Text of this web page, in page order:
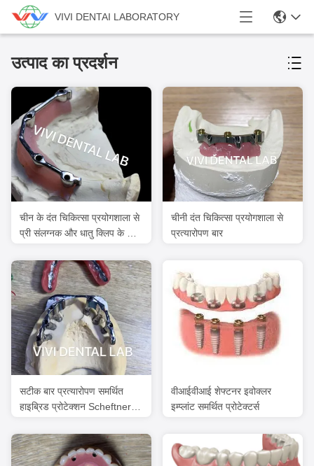
VIVI DENTAI LABORATORY
उत्पाद का प्रदर्शन
चीन के दंत चिकित्सा प्रयोगशाला से
प्री संलग्नक और धातु क्लिप के साथ
चीनी दंत चिकित्सा प्रयोगशाला से
प्रत्यारोपण बार
सटीक बार प्रत्यारोपण समर्थित
हाइब्रिड प्रोटेक्शन Scheftner
वीआईवीआई शेफ्टनर इवोक्लर
इम्प्लांट समर्थित प्रोटेक्टर्स